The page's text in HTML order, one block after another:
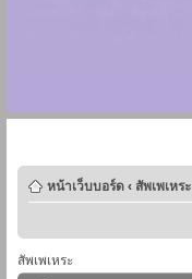
หน้าเว็บบอร์ด ‹ สัพเพเหระ
สัพเพเหระ